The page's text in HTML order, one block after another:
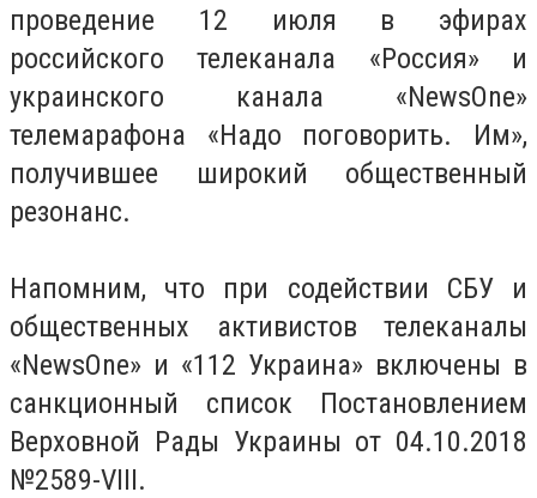
проведение 12 июля в эфирах
российского телеканала «Россия» и
украинского канала «NewsOne»
телемарафона «Надо поговорить. Им»,
получившее широкий общественный
резонанс.
Напомним, что при содействии СБУ и
общественных активистов телеканалы
«NewsOne» и «112 Украина» включены в
санкционный список Постановлением
Верховной Рады Украины от 04.10.2018
№2589-VIII.